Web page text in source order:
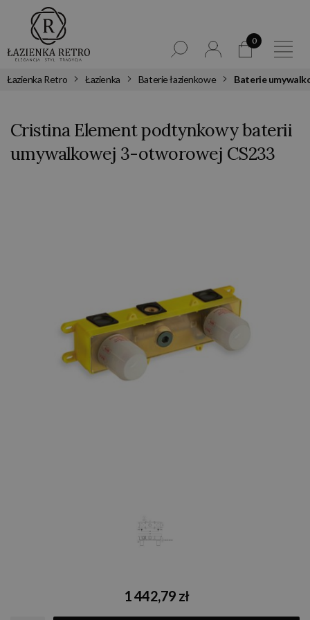
0
Łazienka Retro Łazienka Baterie łazienkowe Baterie
Cristina Element podtynkowy baterii
umywalkowej 3-otworowej CS233
1 442,79 zł